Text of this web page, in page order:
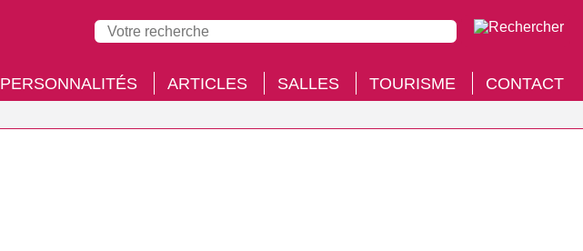
PERSONNALITÉS ARTICLES SALLES TOURISME CONTACT